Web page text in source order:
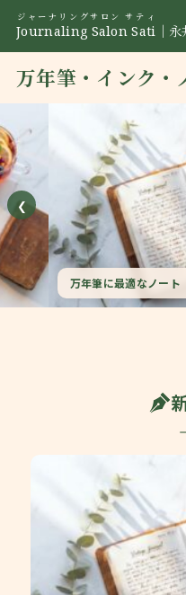
Journaling Salon Sati
ジャーナリングサロン サティ
｜
万年筆・インク・
❮
万年筆に最適なノート